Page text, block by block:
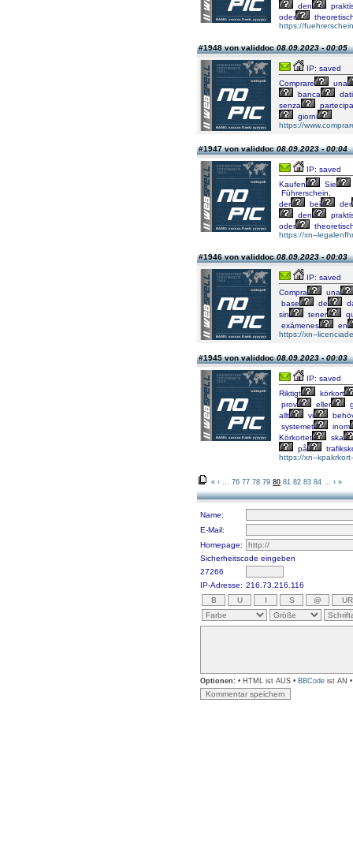
den
oder
https://
#1948 von validdoc08.09.2023 - 00:05
IP: saved
Comprare
una
banca
dati
senza
giorni
https://
#1947 von validdoc08.09.2023 - 00:04
IP: saved
Kaufen
Sie
Führerschein,
der
bei
der
den
oder
https://xn--
#1946 von validdoc08.09.2023 - 00:03
IP: saved
Compra
una
base
de
sin
tener
exámenes
en
https://xn--
#1945 von validdoc08.09.2023 - 00:03
IP: saved
Riktigt
körkort
prov
eller
allt
vi
systemet
inom
Körkortet
ska
på
https://xn--
« ‹ 76 77 78 79 80 81 82 83 84 › »
Name:
E-Mail:
Homepage:
Sicherheitscode eingeben
27266
IP-Adresse: 216.73.216.116
Optionen: • HTML ist AUS • BBCode ist AN